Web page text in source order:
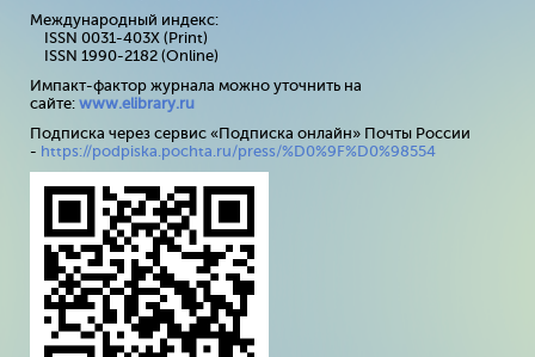
Международный индекс:
ISSN 0031-403X (Print)
ISSN 1990-2182 (Online)
Импакт-фактор журнала можно уточнить на
сайте: www.elibrary.ru
Подписка через сервис «Подписка онлайн» Почты России
- https://podpiska.pochta.ru/press/%D0%9F%D0%98554